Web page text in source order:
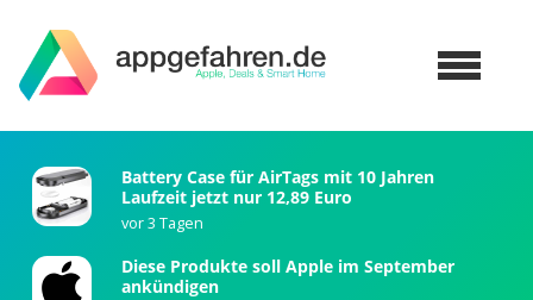
Battery Case für AirTags mit 10 Jahren
Laufzeit jetzt nur 12,89 Euro
vor 3 Tagen
Diese Produkte soll Apple im September
ankündigen